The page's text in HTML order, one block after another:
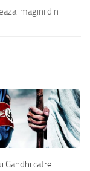
imagini din
Gandhi catre